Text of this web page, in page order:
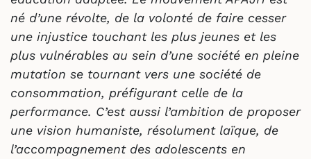
né d’une révolte, de la volonté de faire cesser
une injustice touchant les plus jeunes et les
plus vulnérables au sein d’une société en pleine
mutation se tournant vers une société de
consommation, préfigurant celle de la
performance. C’est aussi l’ambition de proposer
une vision humaniste, résolument laïque, de
l’accompagnement des adolescents en